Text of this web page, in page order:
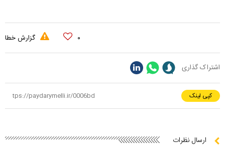
۰ گزارش خطا
اشتراک گذاری
کپی لینک
ارسال نظرات